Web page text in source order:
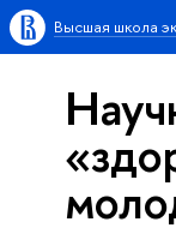
Высшая школа